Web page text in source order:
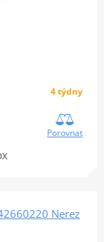
4 týdny
Porovnat
Nerez